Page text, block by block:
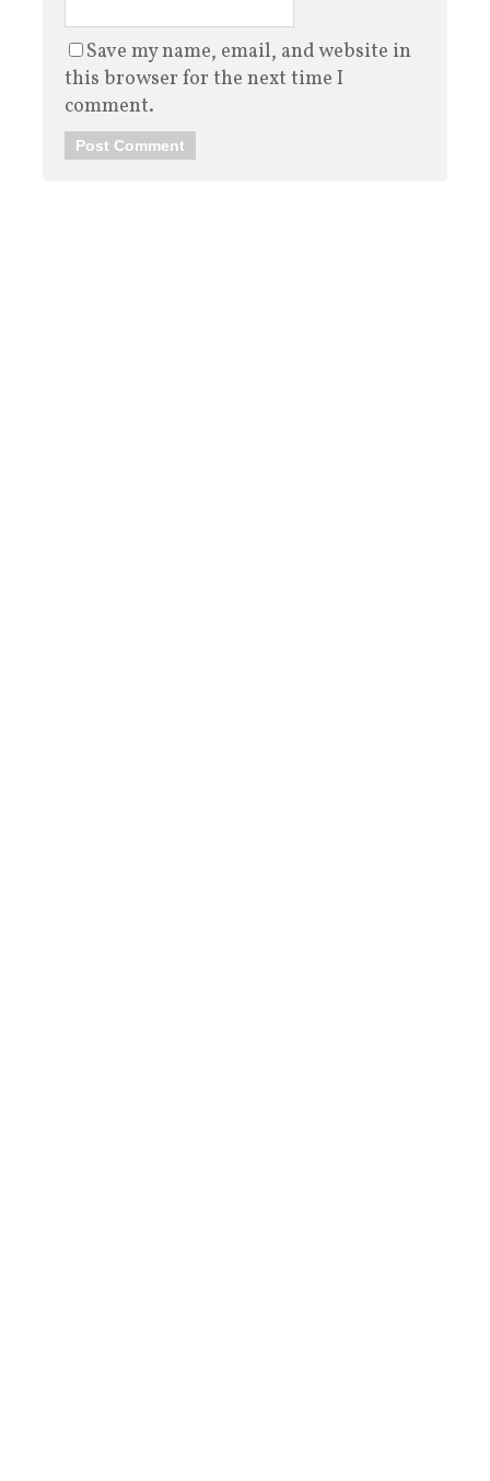
Save my name, email, and website in
this browser for the next time I
comment.